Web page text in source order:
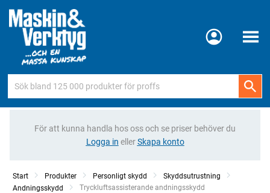
Meny
För att kunna handla hos oss och se priser behöver du
Logga in ellerSkapa konto
Start Produkter Personligt skydd
Skyddsutrustning
Andningsskydd
Current:
Tryckluftsassisterande andningsskydd